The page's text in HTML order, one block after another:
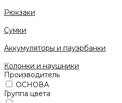
Рюкзаки
Сумки
Аккумуляторы и пауэрбанки
Колонки и наушники
Производитель
ОСНОВА
Группа цвета